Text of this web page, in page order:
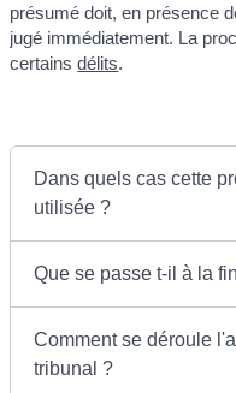
présumé doit, en présence
jugé immédiatement. La
certainsdélits.
Dans quels cas cette
utilisée ?
Que se passe t-il à la
Comment se déroule
tribunal ?